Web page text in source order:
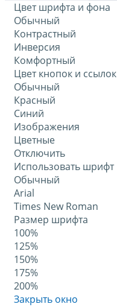
Цвет шрифта и фона
Обычный
Контрастный
Инверсия
Комфортный
Цвет кнопок и ссылок
Обычный
Красный
Синий
Изображения
Цветные
Отключить
Использовать шрифт
Обычный
Arial
Times New Roman
Размер шрифта
100%
125%
150%
175%
200%
Закрыть окно